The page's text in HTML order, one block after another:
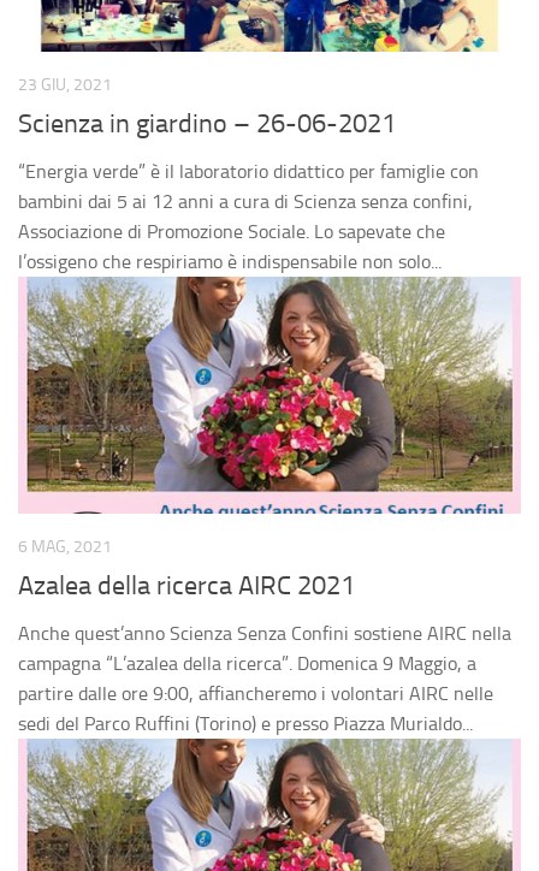
23 GIU, 2021
Scienza in giardino – 26-06-2021
“Energia verde” è il laboratorio didattico per famiglie con
bambini dai 5 ai 12 anni a cura di Scienza senza confini,
Associazione di Promozione Sociale. Lo sapevate che
l’ossigeno che respiriamo è indispensabile non solo...
6 MAG, 2021
Azalea della ricerca AIRC 2021
Anche quest’anno Scienza Senza Confini sostiene AIRC nella
campagna “L’azalea della ricerca”. Domenica 9 Maggio, a
partire dalle ore 9:00, affiancheremo i volontari AIRC nelle
sedi del Parco Ruffini (Torino) e presso Piazza Murialdo...